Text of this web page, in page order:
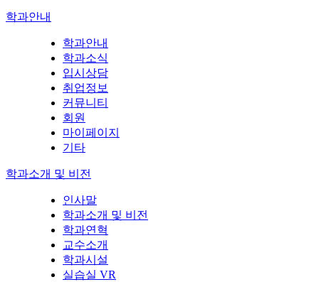
학과안내
학과안내
학과소식
입시상담
취업정보
커뮤니티
회원
마이페이지
기타
학과소개 및 비전
인사말
학과소개 및 비전
학과연혁
교수소개
학과시설
실습실 VR